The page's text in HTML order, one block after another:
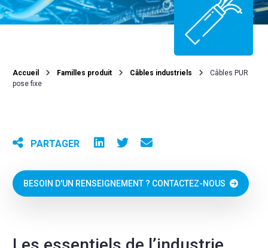
Accueil Familles produit Câbles industriels
Câbles PUR
pose fixe
PARTAGER
BESOIN D'UN RENSEIGNEMENT ? CONTACTEZ-NOUS